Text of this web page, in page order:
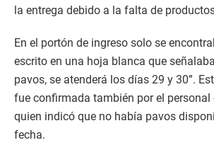
la entrega debido a la falta de
En el portón de ingreso solo se
escrito en una hoja blanca que
pavos, se atenderá los días 29 y 30”.
fue confirmada también por el personal
quien indicó que no había pavos
fecha.